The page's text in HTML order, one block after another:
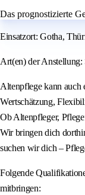
Das prognostizierte
Einsatzort: Gotha,
Art(en) der
Altenpflege kann auch
Wertschätzung,
Ob Altenpfleger,
Wir bringen dich
suchen wir dich –
Folgende
mitbringen: